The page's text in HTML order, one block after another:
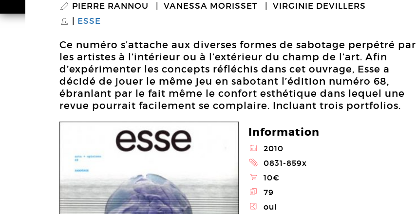
P PIERRE RANNOU VANESSA MORISSET VIRGINIE DEVILLERS
S ESSE
Ce numéro s’attache aux diverses formes de sabotage perpétré par
les artistes à l’intérieur ou à l’extérieur du champ de l’art. Afin
d’expérimenter les concepts réfléchis dans cet ouvrage, Esse a
décidé de jouer le même jeu en sabotant l’édition numéro 68,
ébranlant par le fait même le confort esthétique dans lequel une
revue pourrait facilement se complaire. Incluant trois portfolios.
Information
@ 2010
2 0831-859x
\ 10€
E 79
Z oui